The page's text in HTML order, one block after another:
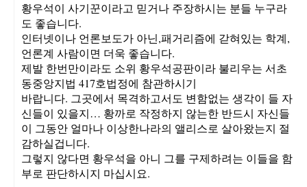
황우석이 사기꾼이라고 믿거나 주장하시는 분들 누구라
도 좋습니다.
인터넷이나 언론보도가 아닌,패거리즘에 갇혀있는 학계,
언론계 사람이면 더욱 좋습니다.
제발 한번만이라도 소위 황우석공판이라 불리우는 서초
동중앙지법 417호법정에 참관하시기
바랍니다. 그곳에서 목격하고서도 변함없는 생각이 들 자
신들이 있을지… 황까로 작정하지 않는한 반드시 자신들
이 그동안 얼마나 이상한나라의 앨리스로 살아왔는지 절
감하실겁니다.
그렇지 않다면 황우석을 아니 그를 구제하려는 이들을 함
부로 판단하시지 마십시요.